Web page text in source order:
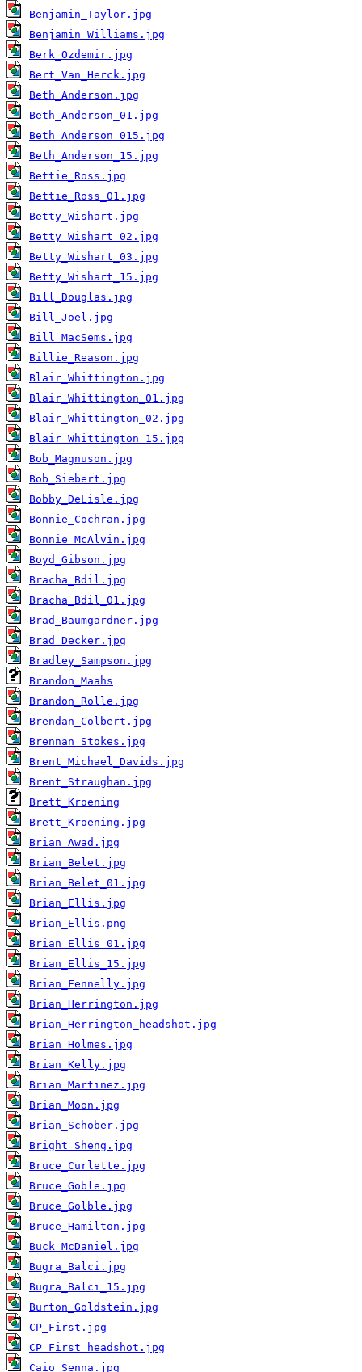
Benjamin_Taylor.jpg
Benjamin_Williams.jpg
Berk_Ozdemir.jpg
Bert_Van_Herck.jpg
Beth_Anderson.jpg
Beth_Anderson_01.jpg
Beth_Anderson_015.jpg
Beth_Anderson_15.jpg
Bettie_Ross.jpg
Bettie_Ross_01.jpg
Betty_Wishart.jpg
Betty_Wishart_02.jpg
Betty_Wishart_03.jpg
Betty_Wishart_15.jpg
Bill_Douglas.jpg
Bill_Joel.jpg
Bill_MacSems.jpg
Billie_Reason.jpg
Blair_Whittington.jpg
Blair_Whittington_01.jpg
Blair_Whittington_02.jpg
Blair_Whittington_15.jpg
Bob_Magnuson.jpg
Bob_Siebert.jpg
Bobby_DeLisle.jpg
Bonnie_Cochran.jpg
Bonnie_McAlvin.jpg
Boyd_Gibson.jpg
Bracha_Bdil.jpg
Bracha_Bdil_01.jpg
Brad_Baumgardner.jpg
Brad_Decker.jpg
Bradley_Sampson.jpg
Brandon_Maahs
Brandon_Rolle.jpg
Brendan_Colbert.jpg
Brennan_Stokes.jpg
Brent_Michael_Davids.jpg
Brent_Straughan.jpg
Brett_Kroening
Brett_Kroening.jpg
Brian_Awad.jpg
Brian_Belet.jpg
Brian_Belet_01.jpg
Brian_Ellis.jpg
Brian_Ellis.png
Brian_Ellis_01.jpg
Brian_Ellis_15.jpg
Brian_Fennelly.jpg
Brian_Herrington.jpg
Brian_Herrington_headshot.jpg
Brian_Holmes.jpg
Brian_Kelly.jpg
Brian_Martinez.jpg
Brian_Moon.jpg
Brian_Schober.jpg
Bright_Sheng.jpg
Bruce_Curlette.jpg
Bruce_Goble.jpg
Bruce_Golble.jpg
Bruce_Hamilton.jpg
Buck_McDaniel.jpg
Bugra_Balci.jpg
Bugra_Balci_15.jpg
Burton_Goldstein.jpg
CP_First.jpg
CP_First_headshot.jpg
Caio_Senna.jpg